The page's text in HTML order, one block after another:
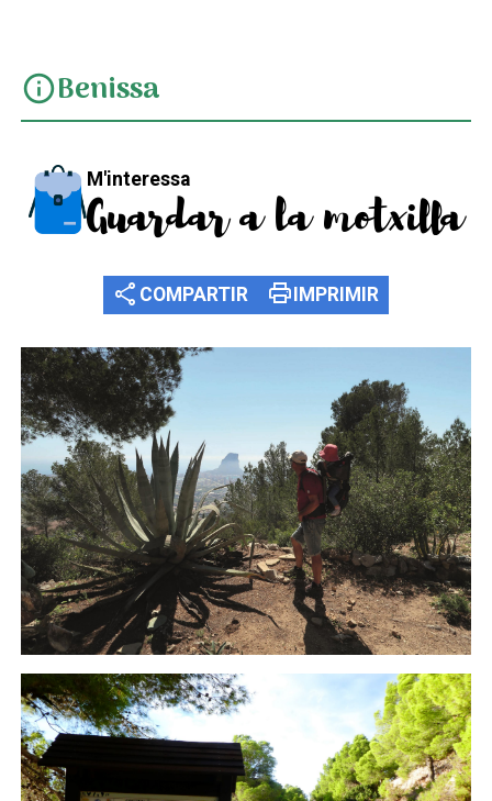
infoBenissa
M'interessa
Guardar a la motxilla
share COMPARTIR print IMPRIMIR